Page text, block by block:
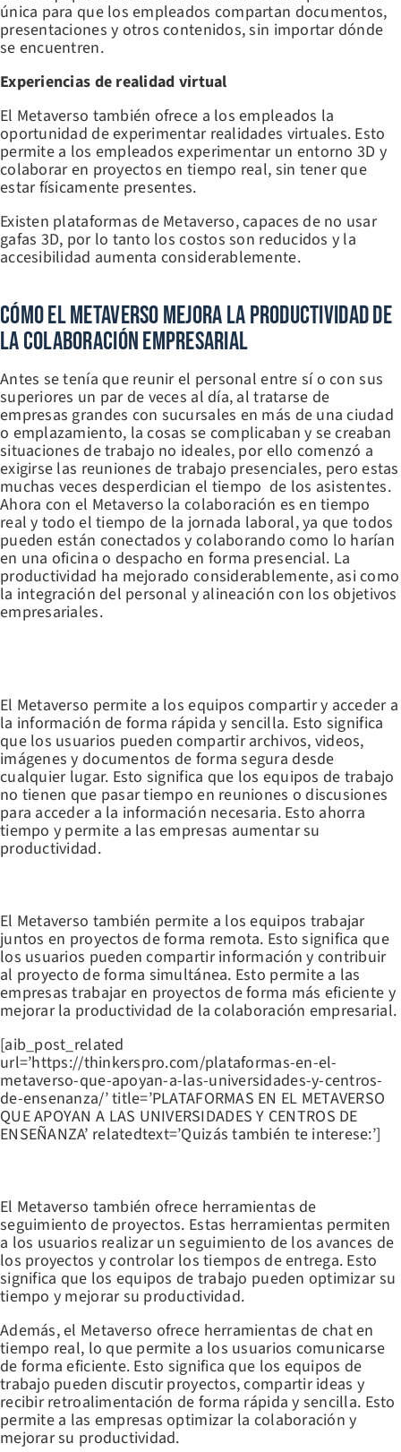
única para que los empleados compartan documentos,
presentaciones y otros contenidos, sin importar dónde
se encuentren.
Experiencias de realidad virtual
El Metaverso también ofrece a los empleados la
oportunidad de experimentar realidades virtuales. Esto
permite a los empleados experimentar un entorno 3D y
colaborar en proyectos en tiempo real, sin tener que
estar físicamente presentes.
Existen plataformas de Metaverso, capaces de no usar
gafas 3D, por lo tanto los costos son reducidos y la
accesibilidad aumenta considerablemente.
Cómo El Metaverso Mejora La Productividad De
La Colaboración Empresarial
Antes se tenía que reunir el personal entre sí o con sus
superiores un par de veces al día, al tratarse de
empresas grandes con sucursales en más de una ciudad
o emplazamiento, la cosas se complicaban y se creaban
situaciones de trabajo no ideales, por ello comenzó a
exigirse las reuniones de trabajo presenciales, pero estas
muchas veces desperdician el tiempo de los asistentes.
Ahora con el Metaverso la colaboración es en tiempo
real y todo el tiempo de la jornada laboral, ya que todos
pueden están conectados y colaborando como lo harían
en una oficina o despacho en forma presencial. La
productividad ha mejorado considerablemente, asi como
la integración del personal y alineación con los objetivos
empresariales.
El Metaverso permite a los equipos compartir y acceder a
la información de forma rápida y sencilla. Esto significa
que los usuarios pueden compartir archivos, videos,
imágenes y documentos de forma segura desde
cualquier lugar. Esto significa que los equipos de trabajo
no tienen que pasar tiempo en reuniones o discusiones
para acceder a la información necesaria. Esto ahorra
tiempo y permite a las empresas aumentar su
productividad.
El Metaverso también permite a los equipos trabajar
juntos en proyectos de forma remota. Esto significa que
los usuarios pueden compartir información y contribuir
al proyecto de forma simultánea. Esto permite a las
empresas trabajar en proyectos de forma más eficiente y
mejorar la productividad de la colaboración empresarial.
[aib_post_related
url=’https://thinkerspro.com/plataformas-en-el-
metaverso-que-apoyan-a-las-universidades-y-centros-
de-ensenanza/’ title=’PLATAFORMAS EN EL METAVERSO
QUE APOYAN A LAS UNIVERSIDADES Y CENTROS DE
ENSEÑANZA’ relatedtext=’Quizás también te interese:’]
El Metaverso también ofrece herramientas de
seguimiento de proyectos. Estas herramientas permiten
a los usuarios realizar un seguimiento de los avances de
los proyectos y controlar los tiempos de entrega. Esto
significa que los equipos de trabajo pueden optimizar su
tiempo y mejorar su productividad.
Además, el Metaverso ofrece herramientas de chat en
tiempo real, lo que permite a los usuarios comunicarse
de forma eficiente. Esto significa que los equipos de
trabajo pueden discutir proyectos, compartir ideas y
recibir retroalimentación de forma rápida y sencilla. Esto
permite a las empresas optimizar la colaboración y
mejorar su productividad.